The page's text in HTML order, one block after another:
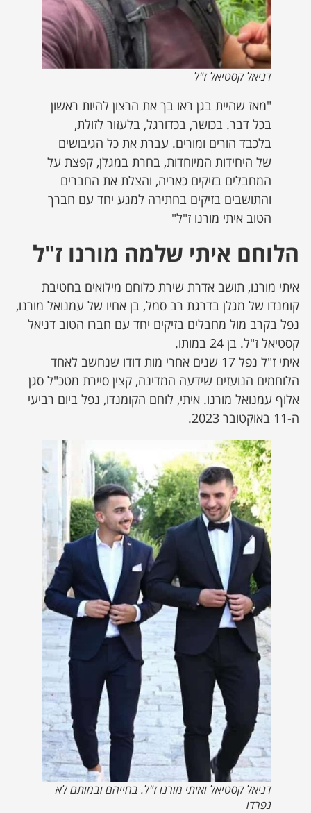
דניאל קסטיאל ז"ל
"מאז שהיית בגן ראו בך את הרצון להיות ראשון
בכל דבר. בכושר, בכדורגל, בלעזור לזולת,
בלכבד הורים ומורים. עברת את כל הגיבושים
של היחידות המיוחדות, בחרת במגלן, קפצת על
המחבלים בזיקים כאריה, והצלת את החברים
והתושבים בזיקים בחתירה למגע יחד עם חברך
הטוב איתי מורנו ז"ל"
הלוחם איתי שלמה מורנו ז"ל
איתי מורנו, תושב אדרת שירת כלוחם מילואים בחטיבת
קומנדו של מגלן בדרגת רב סמל, בן אחיו של עמנואל מורנו,
נפל בקרב מול מחבלים בזיקים יחד עם חברו הטוב דניאל
קסטיאל ז"ל. בן 24 במותו.
איתי ז"ל נפל 17 שנים אחרי מות דודו שנחשב לאחד
הלוחמים הנועזים שידעה המדינה, קצין סיירת מטכ"ל סגן
אלוף עמנואל מורנו. איתי, לוחם הקומנדו, נפל ביום רביעי
ה-11 באוקטובר 2023.
דניאל קסטיאל ואיתי מורנו ז"ל. בחייהם ובמותם לא
נפרדו